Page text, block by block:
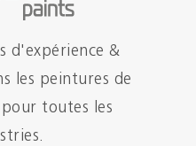
d'expérience &
les peintures de
toutes les